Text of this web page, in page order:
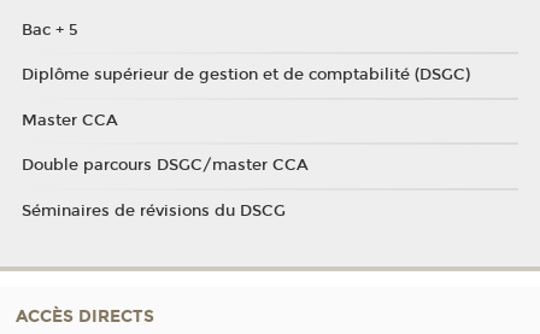
Bac + 5
Diplôme supérieur de gestion et de comptabilité (DSGC)
Master CCA
Double parcours DSGC/master CCA
Séminaires de révisions du DSCG
ACCÈS DIRECTS